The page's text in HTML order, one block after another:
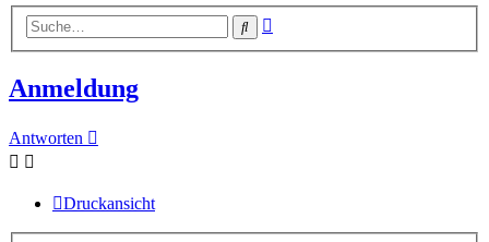
Suche
Anmeldung
Antworten
Druckansicht